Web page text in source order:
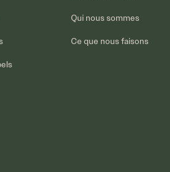
Qui nous sommes
Ce que nous faisons